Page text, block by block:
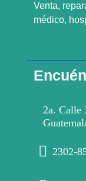
Venta,
médico,
2a. Calle
2302-